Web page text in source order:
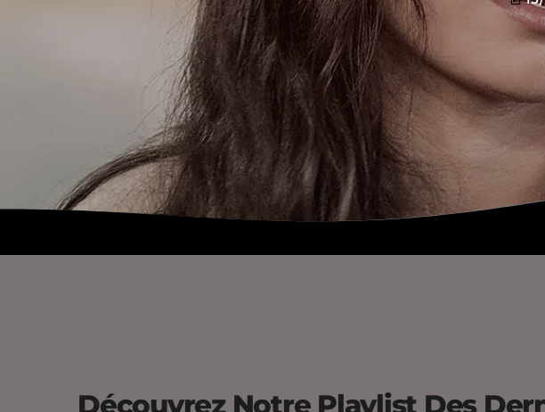
Découvrez Notre Playlist Des